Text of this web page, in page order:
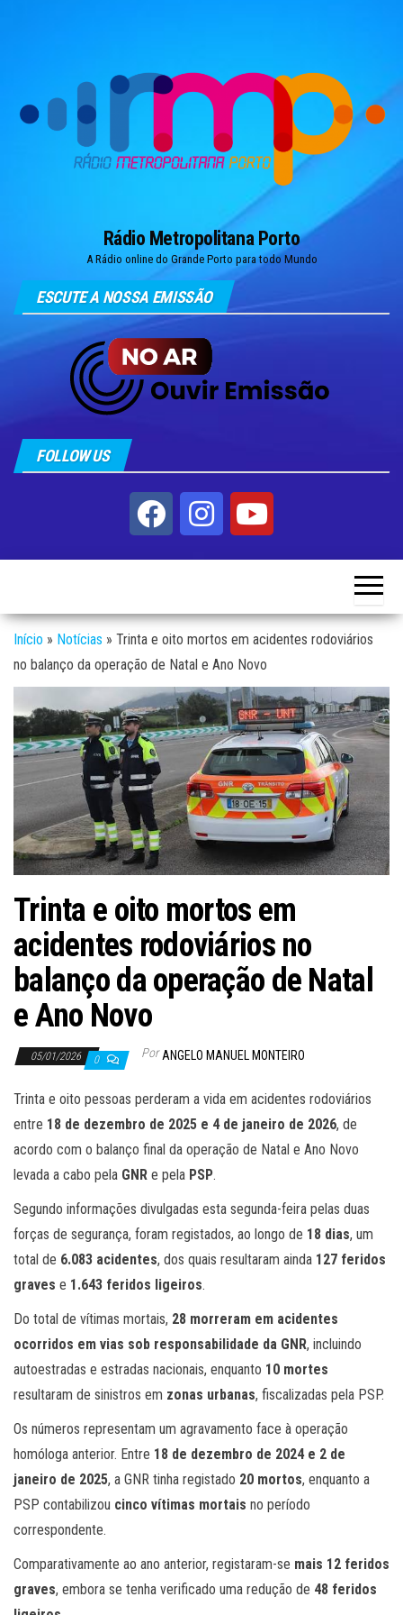
Rádio Metropolitana Porto
A Rádio online do Grande Porto para todo Mundo
ESCUTE A NOSSA EMISSÃO
FOLLOW US
Início » Notícias » Trinta e oito mortos em acidentes rodoviários
no balanço da operação de Natal e Ano Novo
Trinta e oito mortos em
acidentes rodoviários no
balanço da operação de Natal
e Ano Novo
05/01/2026 0 Por ANGELO MANUEL MONTEIRO
Trinta e oito pessoas perderam a vida em acidentes rodoviários
entre 18 de dezembro de 2025 e 4 de janeiro de 2026, de
acordo com o balanço final da operação de Natal e Ano Novo
levada a cabo pela GNR e pela PSP.
Segundo informações divulgadas esta segunda-feira pelas duas
forças de segurança, foram registados, ao longo de 18 dias, um
total de 6.083 acidentes, dos quais resultaram ainda 127 feridos
graves e 1.643 feridos ligeiros.
Do total de vítimas mortais, 28 morreram em acidentes
ocorridos em vias sob responsabilidade da GNR, incluindo
autoestradas e estradas nacionais, enquanto 10 mortes
resultaram de sinistros em zonas urbanas, fiscalizadas pela PSP.
Os números representam um agravamento face à operação
homóloga anterior. Entre 18 de dezembro de 2024 e 2 de
janeiro de 2025, a GNR tinha registado 20 mortos, enquanto a
PSP contabilizou cinco vítimas mortais no período
correspondente.
Comparativamente ao ano anterior, registaram-se mais 12 feridos
graves, embora se tenha verificado uma redução de 48 feridos